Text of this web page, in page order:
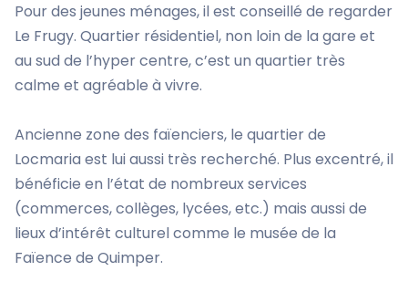
Pour des jeunes ménages, il est conseillé de regarder
Le Frugy. Quartier résidentiel, non loin de la gare et
au sud de l’hyper centre, c’est un quartier très
calme et agréable à vivre.
Ancienne zone des faïenciers, le quartier de
Locmaria est lui aussi très recherché. Plus excentré, il
bénéficie en l’état de nombreux services
(commerces, collèges, lycées, etc.) mais aussi de
lieux d’intérêt culturel comme le musée de la
Faïence de Quimper.